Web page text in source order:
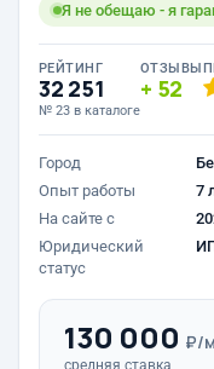
Я не обещаю - я
РЕЙТИНГ
32 251
№ 23 в каталоге
ОТЗЫВЫ
52
Город
Опыт работы
7
На сайте с
Юридический
статус
130 000 ₽/
средняя ставка